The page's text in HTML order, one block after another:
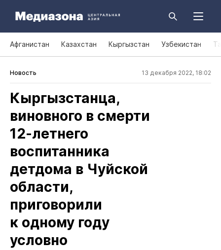
Афганистан Казахстан Кыргызстан Узбекистан
Новость 13 декабря 2022, 18:02
Кыргызстанца,
виновного в смерти
12‑летнего
воспитанника
детдома в Чуйской
области,
приговорили
к одному году
условно